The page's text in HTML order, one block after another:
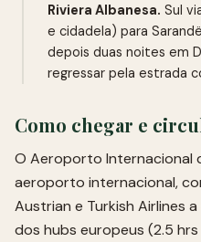
Riviera Albanesa. Sul
e cidadela) para
depois duas noites em
regressar pela estrada
Como chegar e
O Aeroporto Internacional
aeroporto internacional,
Austrian e Turkish Airlines
dos hubs europeus (2.5 hrs